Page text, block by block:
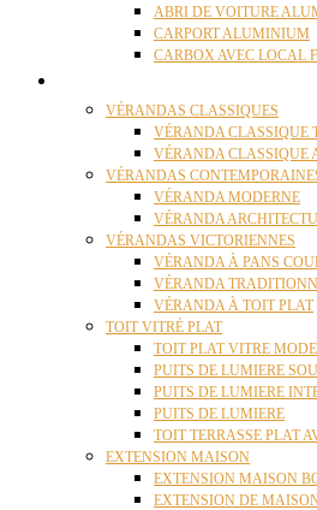
ABRI DE VOITURE
CARPORT ALUMINIUM
CARBOX AVEC LOCAL
VÉRANDAS CLASSIQUES
VÉRANDA CLASSIQUE
VÉRANDA CLASSIQUE
VÉRANDAS
VÉRANDA MODERNE
VÉRANDA
VÉRANDAS VICTORIENNES
VÉRANDA À PANS
VÉRANDA
VÉRANDA À TOIT PLAT
TOIT VITRÉ PLAT
TOIT PLAT VITRE
PUITS DE LUMIERE
PUITS DE LUMIERE
PUITS DE LUMIERE
TOIT TERRASSE PLAT
EXTENSION MAISON
EXTENSION MAISON
EXTENSION DE